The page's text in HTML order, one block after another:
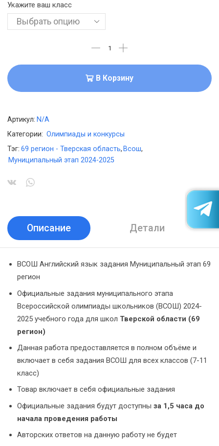
Укажите ваш класс
В Корзину
Артикул: N/A
Категории: Олимпиады и конкурсы
Тэг: 69 регион - Тверская область, Всош,
Муниципальный этап 2024-2025
Описание Детали
ВСОШ Английский язык задания Муниципальный этап 69
регион
Официальные задания муниципального этапа
Всероссийской олимпиады школьников (ВСОШ) 2024-
2025 учебного года для школ Тверской области (69
регион)
Данная работа предоставляется в полном объёме и
включает в себя задания ВСОШ для всех классов (7-11
класс)
Товар включает в себя официальные задания
Официальные задания будут доступны за 1,5 часа до
начала проведения работы
Авторских ответов на данную работу не будет